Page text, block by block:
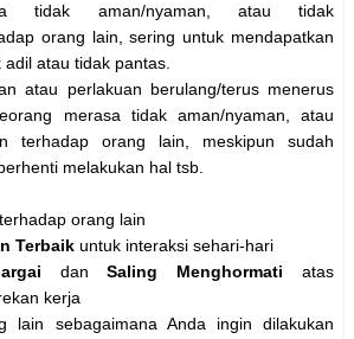
tidak aman/nyaman, atau tidak
orang lain, sering untuk mendapatkan
atau tidak pantas.
atau perlakuan berulang/terus menerus
merasa tidak aman/nyaman, atau
terhadap orang lain, meskipun sudah
melakukan hal tsb.
terhadap orang lain
Terbaik untuk interaksi sehari-hari
danSaling Menghormati atas
kerja
lain sebagaimana Anda ingin dilakukan